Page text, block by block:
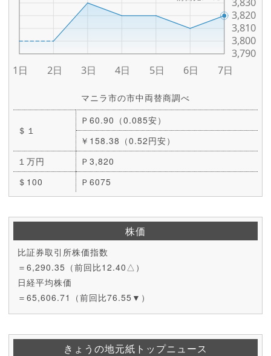
マニラ市の市中両替商調べ
＄１
Ｐ60.90（0.085安）
￥158.38（0.52円安）
１万円
Ｐ3,820
＄100
Ｐ6075
株価
比証券取引所株価指数
＝6,290.35（前回比12.40△）
日経平均株価
＝65,606.71（前回比76.55▼）
きょうの地元紙トップニュース